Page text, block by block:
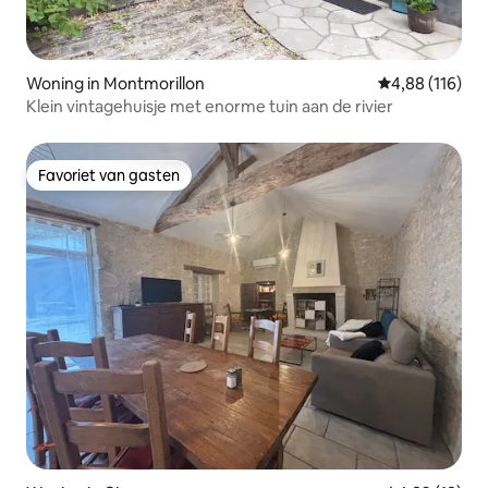
Woning in Montmorillon Gemiddelde
4,88 (116)
Klein vintagehuisje met enorme tuin aan de rivier
Favoriet van gasten
Favoriet van gasten